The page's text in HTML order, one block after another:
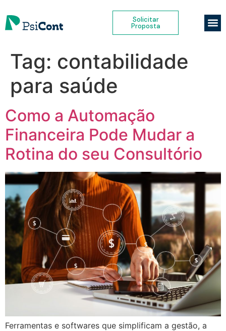
Solicitar
Proposta
Tag: contabilidade
para saúde
Como a Automação
Financeira Pode Mudar a
Rotina do seu Consultório
Ferramentas e softwares que simplificam a gestão, a